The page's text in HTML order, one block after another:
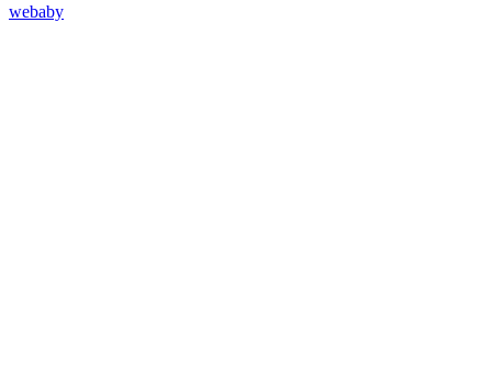
webaby